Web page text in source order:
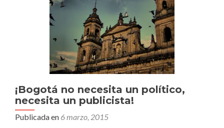
¡Bogotá no necesita un político,
necesita un publicista!
Publicada en 6 marzo, 2015